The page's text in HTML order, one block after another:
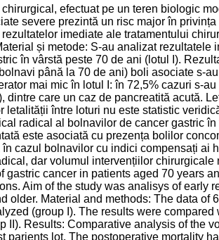
chirurgical, efectuat pe un teren biologic
severe prezintă un risc major în
imediate ale tratamentului
și metode: S-au analizat
în vârstă peste 70 de ani (lotul I).
până la 70 de ani) boli asociate s-
mai mic în lotul I: în 72,5% cazuri s-
dintre care un caz de pancreatită acută.
letalității între loturi nu este statistic
radical al bolnavilor de cancer gastric
este asociată cu prezența bolilor
cazul bolnavilor cu indici compensați ai
dar volumul intervențiilor chirurgicale
gastric cancer in patients aged 70 years
Aim of the study was analisys of early
older. Material and methods: The data of
(group I). The results were
II). Results: Comparative analysis of the
parients lot. The postoperative mortality